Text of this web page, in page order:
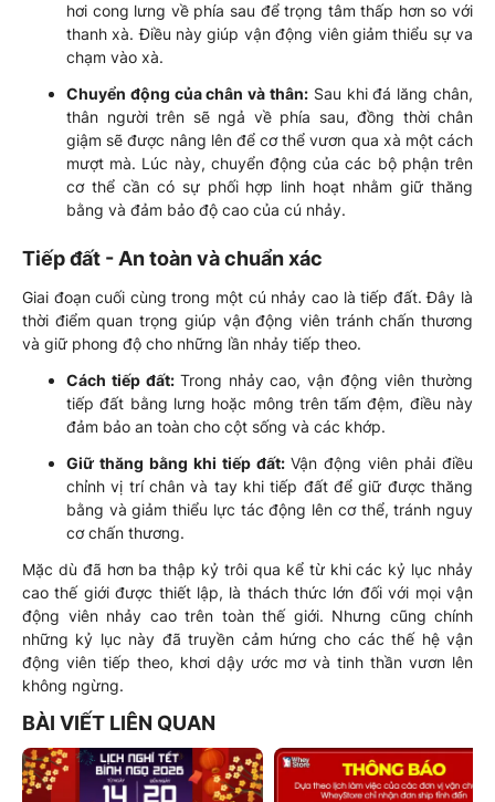
hơi cong lưng về phía sau để trọng tâm thấp hơn so với
thanh xà. Điều này giúp vận động viên giảm thiểu sự va
chạm vào xà.
Chuyển động của chân và thân: Sau khi đá lăng chân,
thân người trên sẽ ngả về phía sau, đồng thời chân
giậm sẽ được nâng lên để cơ thể vươn qua xà một cách
mượt mà. Lúc này, chuyển động của các bộ phận trên
cơ thể cần có sự phối hợp linh hoạt nhằm giữ thăng
bằng và đảm bảo độ cao của cú nhảy.
Tiếp đất - An toàn và chuẩn xác
Giai đoạn cuối cùng trong một cú nhảy cao là tiếp đất. Đây là
thời điểm quan trọng giúp vận động viên tránh chấn thương
và giữ phong độ cho những lần nhảy tiếp theo.
Cách tiếp đất: Trong nhảy cao, vận động viên thường
tiếp đất bằng lưng hoặc mông trên tấm đệm, điều này
đảm bảo an toàn cho cột sống và các khớp.
Giữ thăng bằng khi tiếp đất: Vận động viên phải điều
chỉnh vị trí chân và tay khi tiếp đất để giữ được thăng
bằng và giảm thiểu lực tác động lên cơ thể, tránh nguy
cơ chấn thương.
Mặc dù đã hơn ba thập kỷ trôi qua kể từ khi các kỷ lục nhảy
cao thế giới được thiết lập, là thách thức lớn đối với mọi vận
động viên nhảy cao trên toàn thế giới. Nhưng cũng chính
những kỷ lục này đã truyền cảm hứng cho các thế hệ vận
động viên tiếp theo, khơi dậy ước mơ và tinh thần vươn lên
không ngừng.
BÀI VIẾT LIÊN QUAN